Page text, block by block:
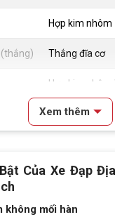
Hợp kim nhôm
Thắng đĩa cơ
Hợp kim nhôm
Bạc đạn
Hợp kim nhôm
đĩa,8 líp)
Xem thêm
Của Xe Đạp
không mối hàn